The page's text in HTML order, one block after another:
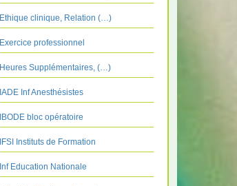
Ethique clinique, Relation (…)
Exercice professionnel
Heures Supplémentaires, (…)
IADE Inf Anesthésistes
IBODE bloc opératoire
IFSI Instituts de Formation
Inf Education Nationale